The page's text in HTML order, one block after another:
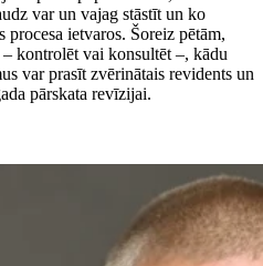
var un vajag stāstīt un ko
ietvaros. Šoreiz pētām,
kontrolēt vai konsultēt –, kādu
var prasīt zvērinātais revidents un
pārskata revīzijai.